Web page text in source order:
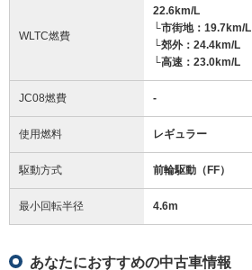
WLTC燃費
22.6km/L
└市街地：19.7km/L
└郊外：24.4km/L
└高速：23.0km/L
JC08燃費 -
使用燃料 レギュラー
駆動方式 前輪駆動（FF）
最小回転半径 4.6m
あなたにおすすめの中古車情報